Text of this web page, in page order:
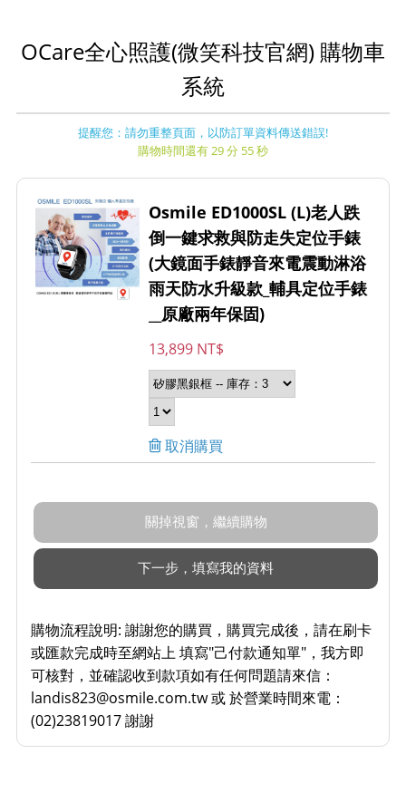
OCare全心照護(微笑科技官網) 購物車
系統
提醒您：請勿重整頁面，以防訂單資料傳送錯誤!
購物時間還有 29 分 55 秒
Osmile ED1000SL (L)老人跌
倒一鍵求救與防走失定位手錶
(大鏡面手錶靜音來電震動淋浴
雨天防水升級款_輔具定位手錶
__原廠兩年保固)
13,899 NT$
取消購買
購物流程說明: 謝謝您的購買，購買完成後，請在刷卡
或匯款完成時至網站上 填寫"己付款通知單"，我方即
可核對，並確認收到款項如有任何問題請來信：
landis823@osmile.com.tw 或 於營業時間來電：
(02)23819017 謝謝